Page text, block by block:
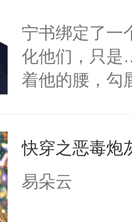
宁书绑定了一
化他们，只是
着他的腰，勾
来，给老公亲
用力——为你
快穿之恶毒炮
易朵云